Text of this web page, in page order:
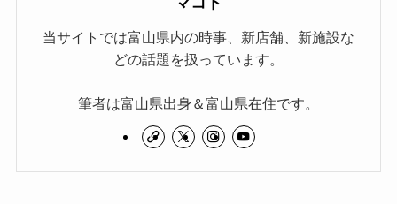
当サイトでは富山県内の時事、新店舗、新施設な
どの話題を扱っています。
筆者は富山県出身＆富山県在住です。